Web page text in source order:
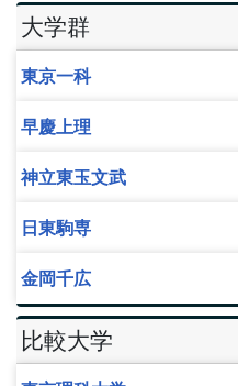
大学群
東京一科
早慶上理
神立東玉文武
日東駒専
金岡千広
比較大学